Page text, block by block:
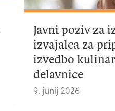
Javni poziv za
izvajalca za
izvedbo
delavnice
9. junij 2026